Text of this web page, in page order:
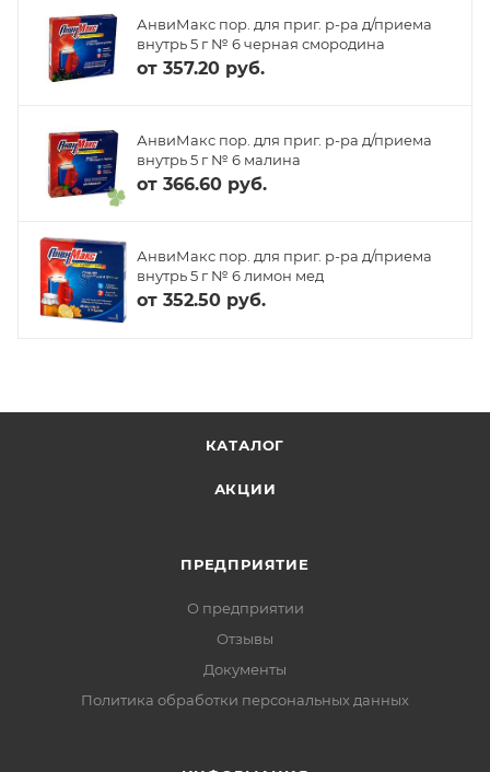
АнвиМакс пор. для приг. р-ра д/приема
внутрь 5 г № 6 черная смородина
от 357.20 руб.
АнвиМакс пор. для приг. р-ра д/приема
внутрь 5 г № 6 малина
от 366.60 руб.
АнвиМакс пор. для приг. р-ра д/приема
внутрь 5 г № 6 лимон мед
от 352.50 руб.
КАТАЛОГ
АКЦИИ
ПРЕДПРИЯТИЕ
О предприятии
Отзывы
Документы
Политика обработки персональных данных